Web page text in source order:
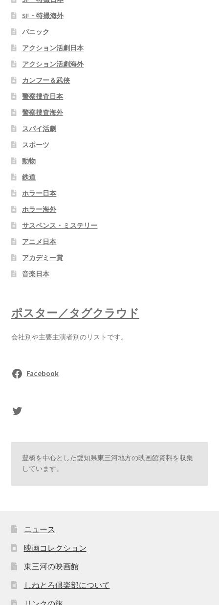
SF・特撮海外
パニック
アクション活劇日本
アクション活劇海外
カンフー＆武侠
警察捜査日本
警察捜査海外
スパイ活劇
スポーツ
動物
鉄道
ホラー日本
ホラー海外
サスペンス・ミステリー
アニメ日本
アカデミー賞
音楽日本
ポスター／タグクラウド
会社別や主要主演者別のリストです。
Facebook
sasaki's Twitter
豊橋を中心とした愛知県東三河地方の映画館資料を収集
しています。
ニュース
映画コレクション
東三河の映画館
しねとろ倶楽部について